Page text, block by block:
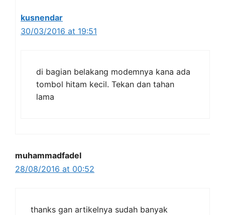
kusnendar
30/03/2016 at 19:51
di bagian belakang modemnya kana ada
tombol hitam kecil. Tekan dan tahan
lama
muhammadfadel
28/08/2016 at 00:52
thanks gan artikelnya sudah banyak